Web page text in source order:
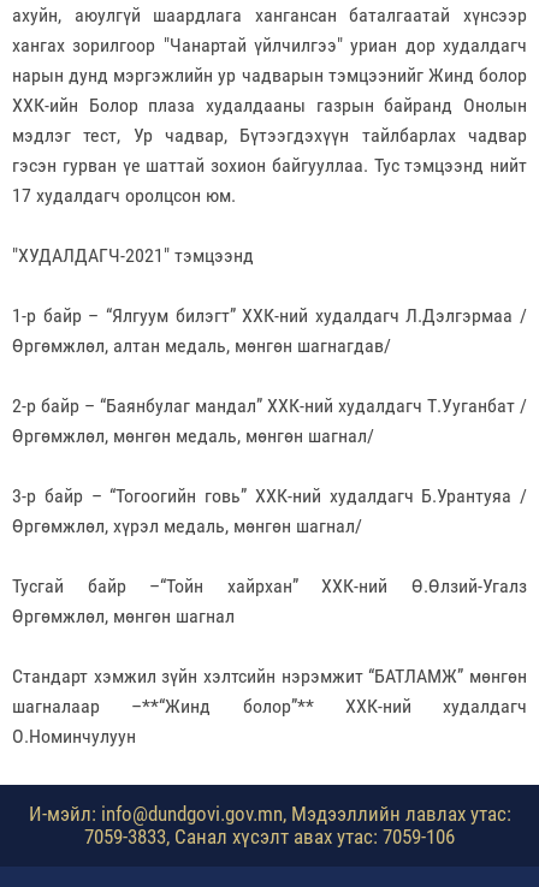
ахуйн, аюулгүй шаардлага хангансан баталгаатай хүнсээр
хангах зорилгоор "Чанартай үйлчилгээ" уриан дор худалдагч
нарын дунд мэргэжлийн ур чадварын тэмцээнийг Жинд болор
ХХК-ийн Болор плаза худалдааны газрын байранд Онолын
мэдлэг тест, Ур чадвар, Бүтээгдэхүүн тайлбарлах чадвар
гэсэн гурван үе шаттай зохион байгууллаа. Тус тэмцээнд нийт
17 худалдагч оролцсон юм.
"ХУДАЛДАГЧ-2021" тэмцээнд
1-р байр – “Ялгуум билэгт” ХХК-ний худалдагч Л.Дэлгэрмаа /
Өргөмжлөл, алтан медаль, мөнгөн шагнагдав/
2-р байр – “Баянбулаг мандал” ХХК-ний худалдагч Т.Ууганбат /
Өргөмжлөл, мөнгөн медаль, мөнгөн шагнал/
3-р байр – “Тогоогийн говь” ХХК-ний худалдагч Б.Урантуяа /
Өргөмжлөл, хүрэл медаль, мөнгөн шагнал/
Тусгай байр –“Тойн хайрхан” ХХК-ний Ө.Өлзий-Угалз
Өргөмжлөл, мөнгөн шагнал
Стандарт хэмжил зүйн хэлтсийн нэрэмжит “БАТЛАМЖ” мөнгөн
шагналаар –**“Жинд болор”** ХХК-ний худалдагч
О.Номинчулуун
И-мэйл: info@dundgovi.gov.mn, Мэдээллийн лавлах утас:
7059-3833, Санал хүсэлт авах утас: 7059-106